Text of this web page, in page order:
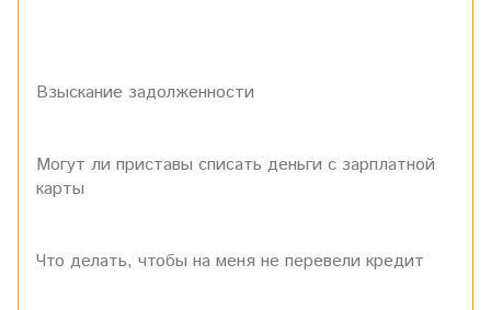
Взыскание задолженности
Могут ли приставы списать деньги с зарплатной
карты
Что делать, чтобы на меня не перевели кредит